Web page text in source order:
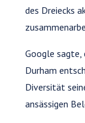
des Dreiecks
Google sagte,
Durham
Diversität
ansässigen